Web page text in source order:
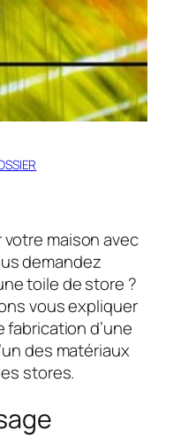
maison avec
demandez
toile de store ?
vous expliquer
d’une
des matériaux
stores.